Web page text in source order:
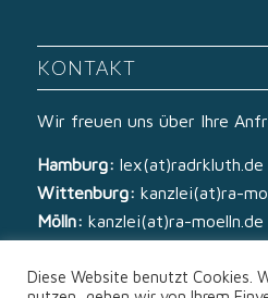
KONTAKT
Wir freuen uns über Ihre
Hamburg: lex(at)radrkluth.de
Wittenburg: kanzlei(at)ra-
Mölln: kanzlei(at)ra-moelln.de
Diese Website benutzt Cookies.